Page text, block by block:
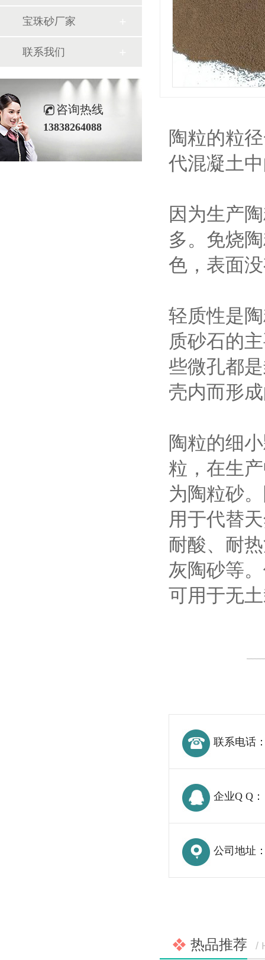
宝珠砂厂家
联系我们
咨询热线
13838264088
陶粒的粒
代混凝土
因为生产
多。免烧
色，表面
轻质性是
质砂石的
些微孔都
壳内而形
陶粒的细
粒，在生
为陶粒砂
用于代替
耐酸、耐
灰陶砂等
可用于无
联系电话
企业Q Q：
公司地址
热品推荐 /